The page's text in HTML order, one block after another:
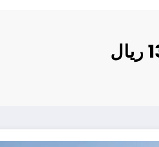
تكلفة هنجر أقل بـ20%أسعار تبدأ من130 ريال